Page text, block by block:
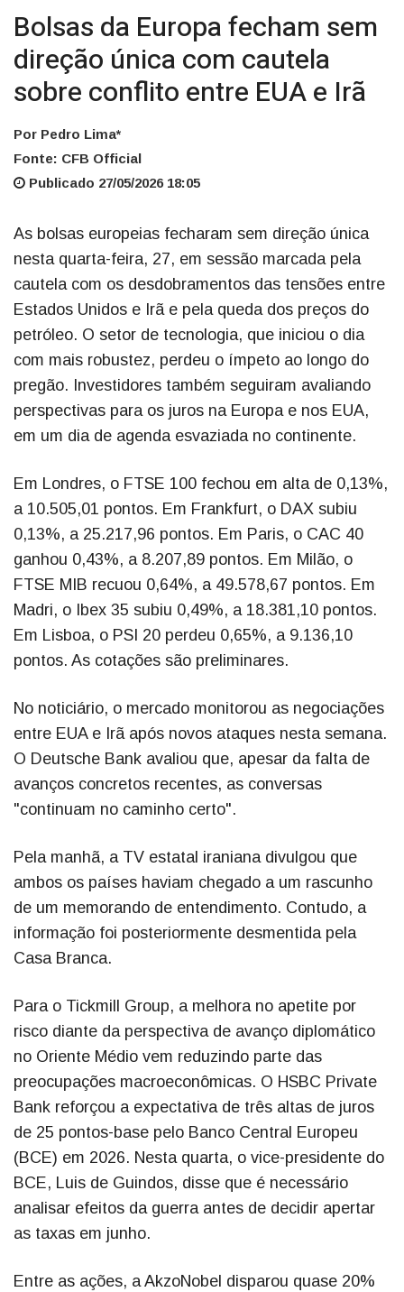
Bolsas da Europa fecham sem
direção única com cautela
sobre conflito entre EUA e Irã
Por Pedro Lima*
Fonte: CFB Official
Publicado 27/05/2026 18:05
As bolsas europeias fecharam sem direção única
nesta quarta-feira, 27, em sessão marcada pela
cautela com os desdobramentos das tensões entre
Estados Unidos e Irã e pela queda dos preços do
petróleo. O setor de tecnologia, que iniciou o dia
com mais robustez, perdeu o ímpeto ao longo do
pregão. Investidores também seguiram avaliando
perspectivas para os juros na Europa e nos EUA,
em um dia de agenda esvaziada no continente.
Em Londres, o FTSE 100 fechou em alta de 0,13%,
a 10.505,01 pontos. Em Frankfurt, o DAX subiu
0,13%, a 25.217,96 pontos. Em Paris, o CAC 40
ganhou 0,43%, a 8.207,89 pontos. Em Milão, o
FTSE MIB recuou 0,64%, a 49.578,67 pontos. Em
Madri, o Ibex 35 subiu 0,49%, a 18.381,10 pontos.
Em Lisboa, o PSI 20 perdeu 0,65%, a 9.136,10
pontos. As cotações são preliminares.
No noticiário, o mercado monitorou as negociações
entre EUA e Irã após novos ataques nesta semana.
O Deutsche Bank avaliou que, apesar da falta de
avanços concretos recentes, as conversas
"continuam no caminho certo".
Pela manhã, a TV estatal iraniana divulgou que
ambos os países haviam chegado a um rascunho
de um memorando de entendimento. Contudo, a
informação foi posteriormente desmentida pela
Casa Branca.
Para o Tickmill Group, a melhora no apetite por
risco diante da perspectiva de avanço diplomático
no Oriente Médio vem reduzindo parte das
preocupações macroeconômicas. O HSBC Private
Bank reforçou a expectativa de três altas de juros
de 25 pontos-base pelo Banco Central Europeu
(BCE) em 2026. Nesta quarta, o vice-presidente do
BCE, Luis de Guindos, disse que é necessário
analisar efeitos da guerra antes de decidir apertar
as taxas em junho.
Entre as ações, a AkzoNobel disparou quase 20%